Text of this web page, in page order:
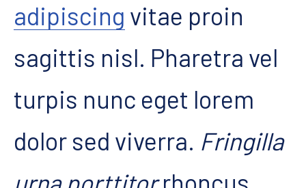
adipiscing vitae proin
sagittis nisl. Pharetra vel
turpis nunc eget lorem
dolor sed viverra. Fringilla